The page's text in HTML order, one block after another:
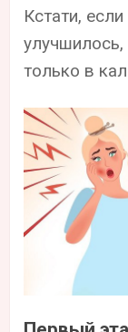
Кстати,
только в